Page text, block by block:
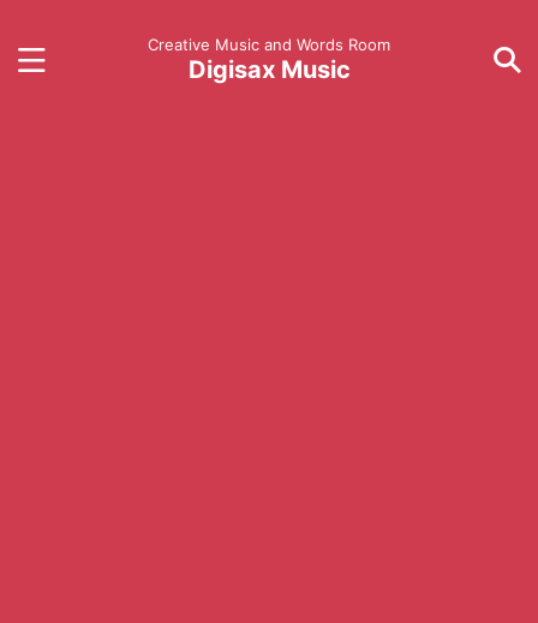
Creative Music and Words Room
Digisax Music